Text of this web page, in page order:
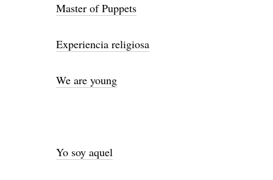
Master of Puppets
Experiencia religiosa
We are young
Yo soy aquel